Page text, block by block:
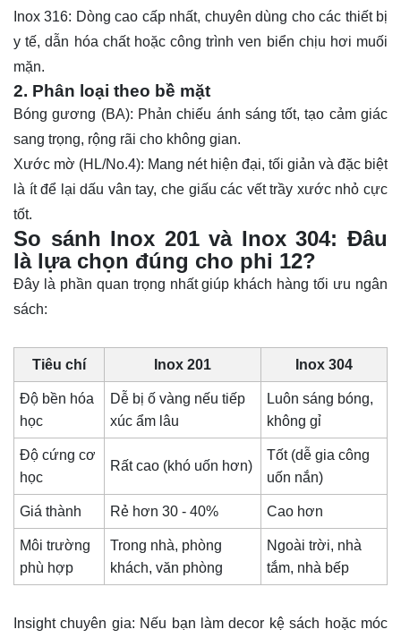
Inox 316: Dòng cao cấp nhất, chuyên dùng cho các thiết bị
y tế, dẫn hóa chất hoặc công trình ven biển chịu hơi muối
mặn.
2. Phân loại theo bề mặt
Bóng gương (BA): Phản chiếu ánh sáng tốt, tạo cảm giác
sang trọng, rộng rãi cho không gian.
Xước mờ (HL/No.4): Mang nét hiện đại, tối giản và đặc biệt
là ít để lại dấu vân tay, che giấu các vết trầy xước nhỏ cực
tốt.
So sánh Inox 201 và Inox 304: Đâu
là lựa chọn đúng cho phi 12?
Đây là phần quan trọng nhất giúp khách hàng tối ưu ngân
sách:
Tiêu chí Inox 201 Inox 304
Độ bền hóa
học
Dễ bị ố vàng nếu tiếp
xúc ẩm lâu
Luôn sáng bóng,
không gỉ
Độ cứng cơ
học
Rất cao (khó uốn hơn)
Tốt (dễ gia công
uốn nắn)
Giá thành Rẻ hơn 30 - 40% Cao hơn
Môi trường
phù hợp
Trong nhà, phòng
khách, văn phòng
Ngoài trời, nhà
tắm, nhà bếp
Insight chuyên gia: Nếu bạn làm decor kệ sách hoặc móc